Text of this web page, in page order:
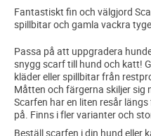
Fantastiskt fin och välgjord
spillbitar och gamla vackra
Passa på att uppgradera
snygg scarf till hund och katt!
kläder eller spillbitar från
Måtten och färgerna skiljer
Scarfen har en liten resår
på. Finns i fler varianter och
Beställ scarfen i din hund eller